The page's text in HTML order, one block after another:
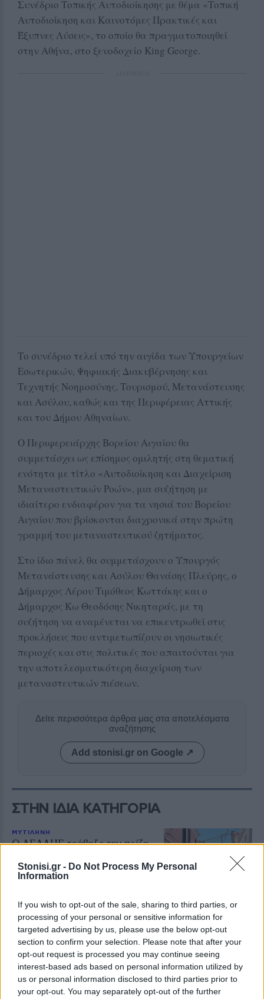
Stonisi.gr - Do Not Process My Personal
Information
If you wish to opt-out of the sale, sharing to third parties, or
processing of your personal or sensitive information for
targeted advertising by us, please use the below opt-out
section to confirm your selection. Please note that after your
opt-out request is processed you may continue seeing
interest-based ads based on personal information utilized by
us or personal information disclosed to third parties prior to
your opt-out. You may separately opt-out of the further
Συνέδριο Τοπικής Αυτοδιοίκησης με θέμα «Τοπική
Αυτοδιοίκηση και Καινοτόμες Πρακτικές και
Έξυπνες Λύσεις», το οποίο θα πραγματοποιηθεί
στην Αθήνα, στο ξενοδοχείο King George.
Το συνέδριο τελεί υπό την αιγίδα των Υπουργείων
Εσωτερικών, Ψηφιακής Διακυβέρνησης και
Τεχνητής Νοημοσύνης, Τουρισμού, Μετανάστευσης
και Ασύλου, καθώς και της Περιφέρειας Αττικής
και του Δήμου Αθηναίων.
Ο Περιφερειάρχης Βορείου Αιγαίου θα
συμμετάσχει ως επίσημος ομιλητής στη θεματική
ενότητα με τίτλο «Αυτοδιοίκηση και Διαχείριση
Μεταναστευτικών Ροών», μια συζήτηση με
ιδιαίτερο ενδιαφέρον για τα νησιά του Βορείου
Αιγαίου που βρίσκονται διαχρονικά στην πρώτη
γραμμή του μεταναστευτικού ζητήματος.
Στο ίδιο πάνελ θα συμμετάσχουν ο Υπουργός
Μετανάστευσης και Ασύλου Θανάσης Πλεύρης, ο
Δήμαρχος Λέρου Τιμόθεος Κωττάκης και ο
Δήμαρχος Κω Θεοδόσης Νικηταράς, με τη
συζήτηση να αναμένεται να επικεντρωθεί στις
προκλήσεις που αντιμετωπίζουν οι νησιωτικές
περιοχές και στις πολιτικές που απαιτούνται για
την αποτελεσματικότερη διαχείριση των
μεταναστευτικών πιέσεων.
Δείτε περισσότερα άρθρα μας στα αποτελέσματα
αναζήτησης
Add stonisi.gr on Google ↗
ΣΤΗΝ ΙΔΙΑ ΚΑΤΗΓΟΡΙΑ
ΜΥΤΙΛΗΝΗ
Ο ΔΕΔΔΗΕ τράβηξε την πρίζα
εξαφανίστηκε η ενημέρωση
Ξενοδοχεία, τουριστικά
μέσα στον Αύγουστο – Ο Στρατής
Αλμπάνης καταγγέλλει
απαξιωτικές απαντήσεις και ένα
ατελείωτο παιχνίδι ευθυνών
ΧΩΡΙΑ
Η Αντισσα έγινε μια μεγάλη
χορευτική αγκαλιά
Ο «Τέρπανδρος» Άντισσας και το